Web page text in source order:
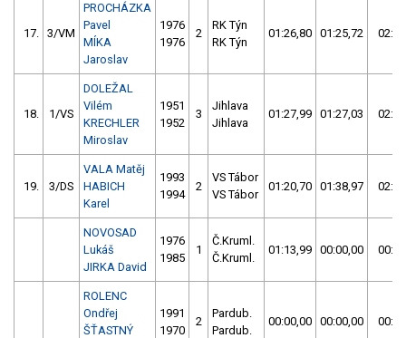
17. 3/VM
PROCHÁZKA
Pavel
MÍKA
Jaroslav
1976
1976
2
RK Týn
RK Týn
01:26,80 01:25,72
18. 1/VS
DOLEŽAL
Vilém
KRECHLER
Miroslav
1951
1952
3
Jihlava
Jihlava
01:27,99 01:27,03
19. 3/DS
VALA Matěj
HABICH
Karel
1993
1994
2
VS Tábor
VS Tábor
01:20,70 01:38,97
NOVOSAD
Lukáš
JIRKA David
1976
1985
1
Č.Kruml.
Č.Kruml.
01:13,99 00:00,00
ROLENC
Ondřej
ŠŤASTNÝ
1991
1970
2
Pardub.
Pardub.
00:00,00 00:00,00